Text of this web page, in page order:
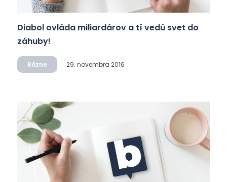
Diabol ovláda miliardárov a tí vedú svet do
záhuby!
Rôzne 29. novembra 2016